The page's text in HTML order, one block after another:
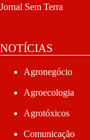
Jornal Sem Terra
NOTÍCIAS
Agronegócio
Agroecologia
Agrotóxicos
Comunicação